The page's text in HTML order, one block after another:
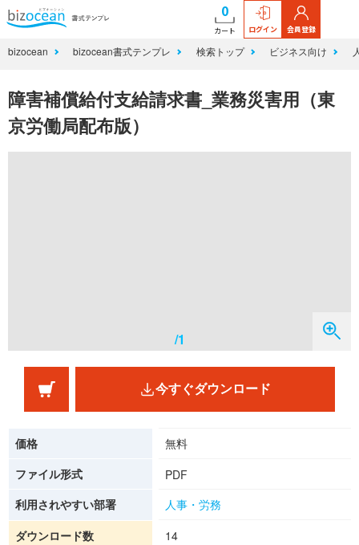
0
カート ログイン 会員登録
bizocean bizocean書式テンプレ 検索トップ ビジネス向け
障害補償給付支給請求書_業務災害用（東
京労働局配布版）
/1
今すぐダウンロード
価格
無料
ファイル形式
PDF
利用されやすい部署
人事・労務
ダウンロード数
14